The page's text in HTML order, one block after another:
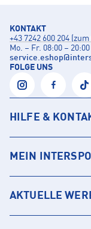
KONTAKT
+43 7242 600 204
Mo. – Fr. 08:00 –
service.eshop@
FOLGE UNS
HILFE &
MEIN
AKTUELLE